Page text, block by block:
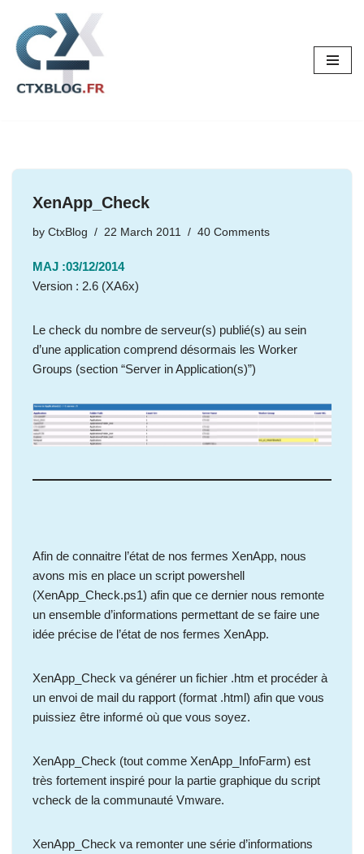
Skip
to
content
XenApp_Check
by CtxBlog 22 March 2011 40 Comments
MAJ :03/12/2014
Version : 2.6 (XA6x)
Le check du nombre de serveur(s) publié(s) au sein
d’une application comprend désormais les Worker
Groups (section “Server in Application(s)”)
Afin de connaitre l’état de nos fermes XenApp, nous
avons mis en place un script powershell
(XenApp_Check.ps1) afin que ce dernier nous remonte
un ensemble d’informations permettant de se faire une
idée précise de l’état de nos fermes XenApp.
XenApp_Check va générer un fichier .htm et procéder à
un envoi de mail du rapport (format .html) afin que vous
puissiez être informé où que vous soyez.
XenApp_Check (tout comme XenApp_InfoFarm) est
très fortement inspiré pour la partie graphique du script
vcheck de la communauté Vmware.
XenApp_Check va remonter une série d’informations